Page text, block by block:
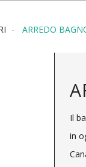
ARREDO
Il
in